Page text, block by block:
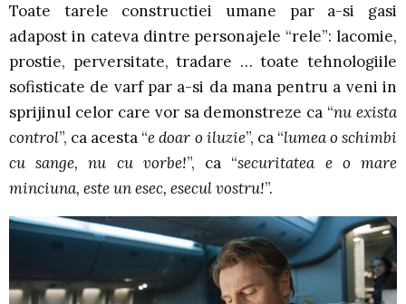
Toate tarele constructiei umane par a-si gasi
adapost in cateva dintre personajele “rele”: lacomie,
prostie, perversitate, tradare … toate tehnologiile
sofisticate de varf par a-si da mana pentru a veni in
sprijinul celor care vor sa demonstreze ca “nu exista
control”, ca acesta “e doar o iluzie”, ca “lumea o schimbi
cu sange, nu cu vorbe!”, ca “securitatea e o mare
minciuna, este un esec, esecul vostru!”.